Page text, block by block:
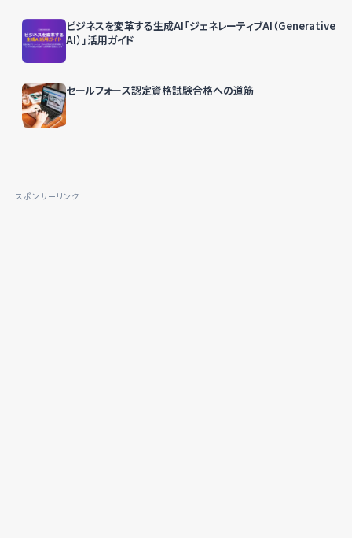
ビジネスを変革する生成AI「ジェネレーティブAI（Generative
AI）」活用ガイド
セールフォース認定資格試験合格への道筋
スポンサーリンク